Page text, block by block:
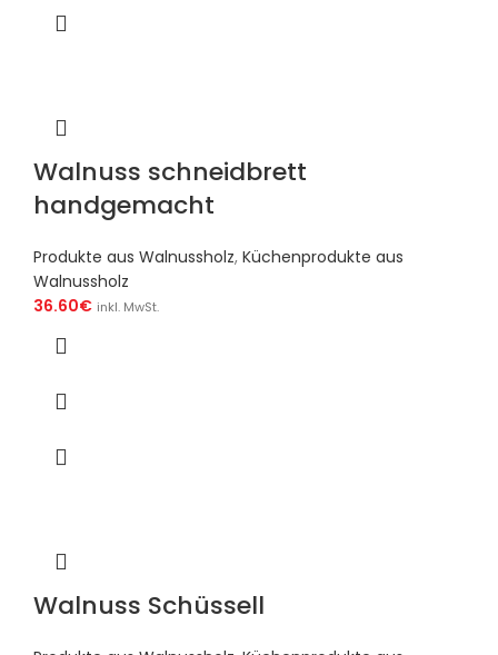
Walnuss schneidbrett
handgemacht
Produkte aus Walnussholz, Küchenprodukte aus
Walnussholz
36.60€ inkl. MwSt.
Walnuss Schüssell